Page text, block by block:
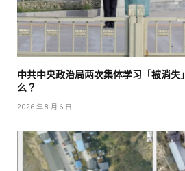
中共中央政治局两次集体学习「被消失
么？
2026 年 8 月 6 日